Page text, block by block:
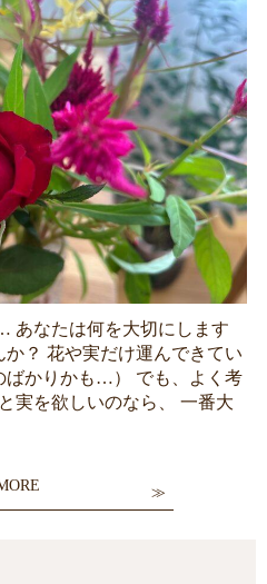
あなたは何を大切にします
？ 花や実だけ運んできてい
ばかりかも…） でも、よく考
実を欲しいのなら、 一番大